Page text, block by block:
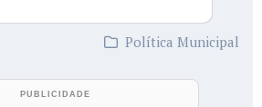
Política Municipal